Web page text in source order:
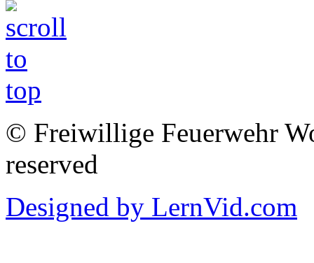
© Freiwillige Feuerwehr
reserved
Designed by LernVid.com